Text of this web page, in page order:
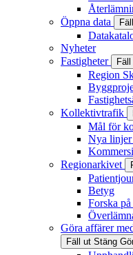
Öppna data
Nyheter
Fastigheter
Region
Kollektivtrafik
Mål för
Nya
Regionarkivet
Betyg
Forska
Göra affärer
Fäll ut Stäng